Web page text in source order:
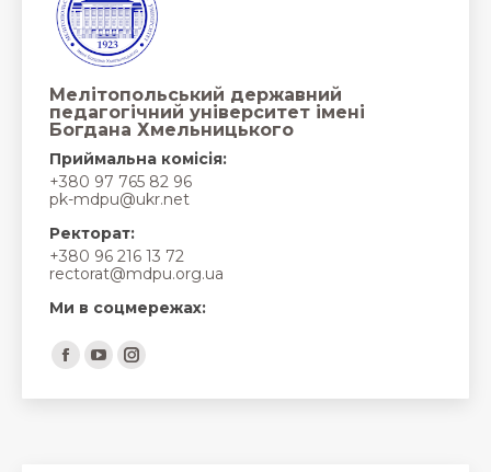
Мелітопольський державний
педагогічний університет імені
Богдана Хмельницького
Приймальна комісія:
+380 97 765 82 96
pk-mdpu@ukr.net
Ректорат:
+380 96 216 13 72
rectorat@mdpu.org.ua
Ми в соцмережах:
Find us on:
Facebook
page
YouTube
page
Instagram
page